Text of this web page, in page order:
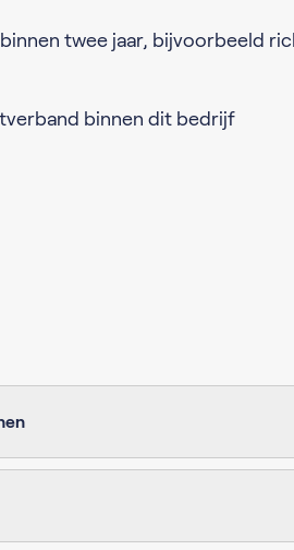
twee jaar, bijvoorbeeld
binnen dit bedrijf